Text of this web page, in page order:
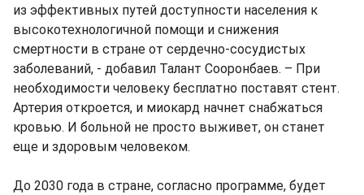
из эффективных путей доступности населения к
высокотехнологичной помощи и снижения
смертности в стране от сердечно-сосудистых
заболеваний, - добавил Талант Сооронбаев. – При
необходимости человеку бесплатно поставят стент.
Артерия откроется, и миокард начнет снабжаться
кровью. И больной не просто выживет, он станет
еще и здоровым человеком.
До 2030 года в стране, согласно программе, будет